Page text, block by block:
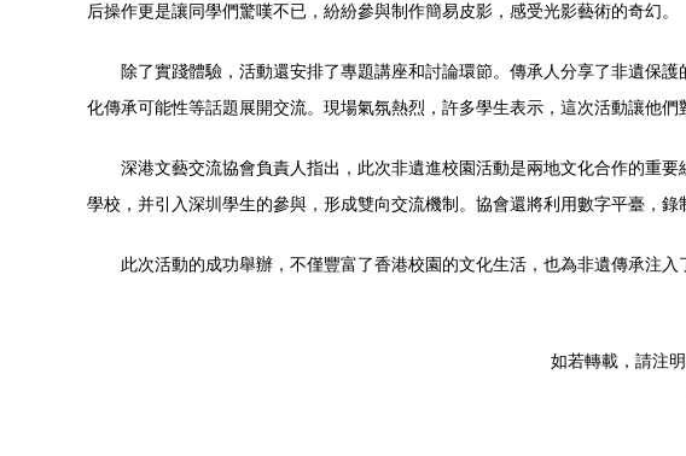
后操作更是讓同學們驚嘆不已，紛紛參與制作簡易皮影，感受光影藝術的奇幻。
除了實踐體驗，活動還安排了專題講座和討論環節。傳承人分享了非遺保
化傳承可能性等話題展開交流。現場氣氛熱烈，許多學生表示，這次活動讓他
深港文藝交流協會負責人指出，此次非遺進校園活動是兩地文化合作的重
學校，并引入深圳學生的參與，形成雙向交流機制。協會還將利用數字平臺，
此次活動的成功舉辦，不僅豐富了香港校園的文化生活，也為非遺傳承注
如若轉載，請注